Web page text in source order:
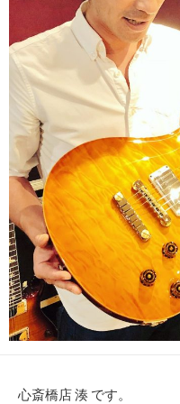
心斎橋店 湊 です。